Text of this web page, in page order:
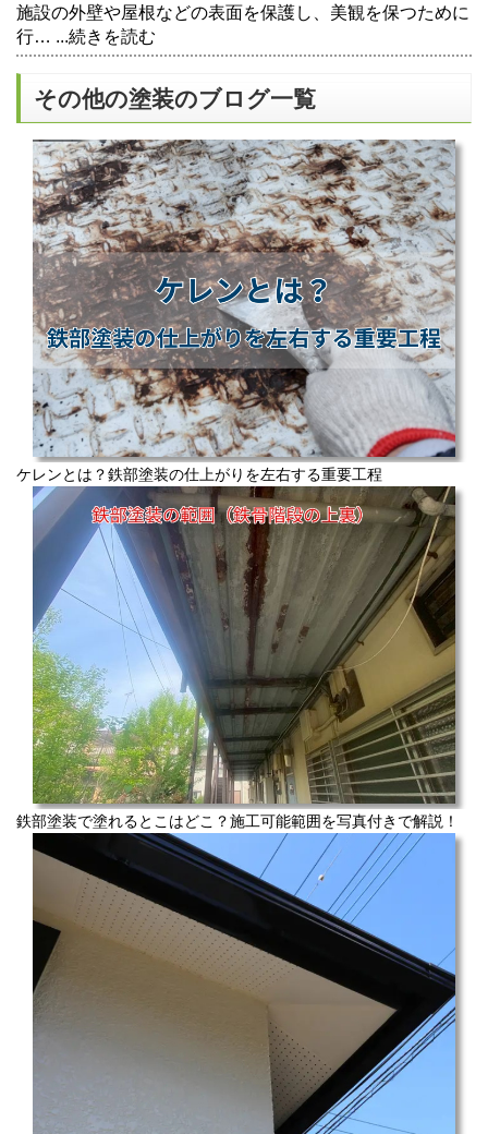
施設の外壁や屋根などの表面を保護し、美観を保つために
行… ...続きを読む
その他の塗装のブログ一覧
ケレンとは？鉄部塗装の仕上がりを左右する重要工程
鉄部塗装で塗れるとこはどこ？施工可能範囲を写真付きで解説！